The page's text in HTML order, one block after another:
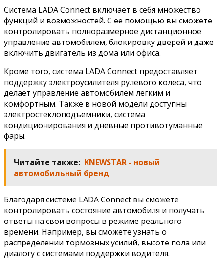
Система LADA Connect включает в себя множество
функций и возможностей. С ее помощью вы сможете
контролировать полноразмерное дистанционное
управление автомобилем, блокировку дверей и даже
включить двигатель из дома или офиса.
Кроме того, система LADA Connect предоставляет
поддержку электроусилителя рулевого колеса, что
делает управление автомобилем легким и
комфортным. Также в новой модели доступны
электростеклоподъемники, система
кондиционирования и дневные противотуманные
фары.
Читайте также: KNEWSTAR - новый
автомобильный бренд
Благодаря системе LADA Connect вы сможете
контролировать состояние автомобиля и получать
ответы на свои вопросы в режиме реального
времени. Например, вы сможете узнать о
распределении тормозных усилий, высоте пола или
диалогу с системами поддержки водителя.